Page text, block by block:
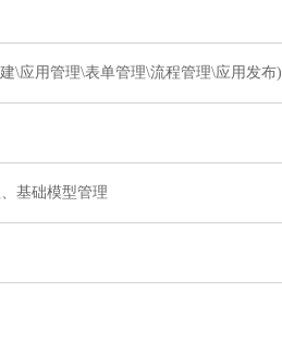
\应用管理\表单管理\流程管理\应用发布)
基础模型管理